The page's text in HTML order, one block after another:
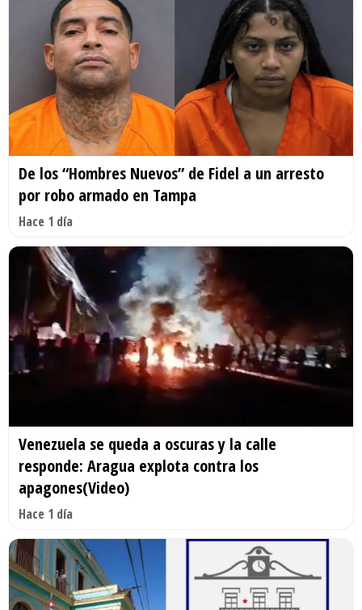
De los “Hombres Nuevos” de Fidel a un arresto
por robo armado en Tampa
Hace 1 día
Venezuela se queda a oscuras y la calle
responde: Aragua explota contra los
apagones(Video)
Hace 1 día